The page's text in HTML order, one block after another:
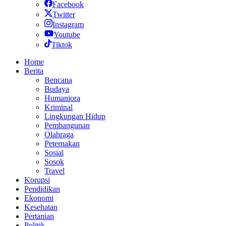
Facebook
Twitter
Instagram
Youtube
Tiktok
Home
Berita
Bencana
Budaya
Humaniora
Kriminal
Lingkungan Hidup
Pembangunan
Olahraga
Peternakan
Sosial
Sosok
Travel
Korupsi
Pendidikan
Ekonomi
Kesehatan
Pertanian